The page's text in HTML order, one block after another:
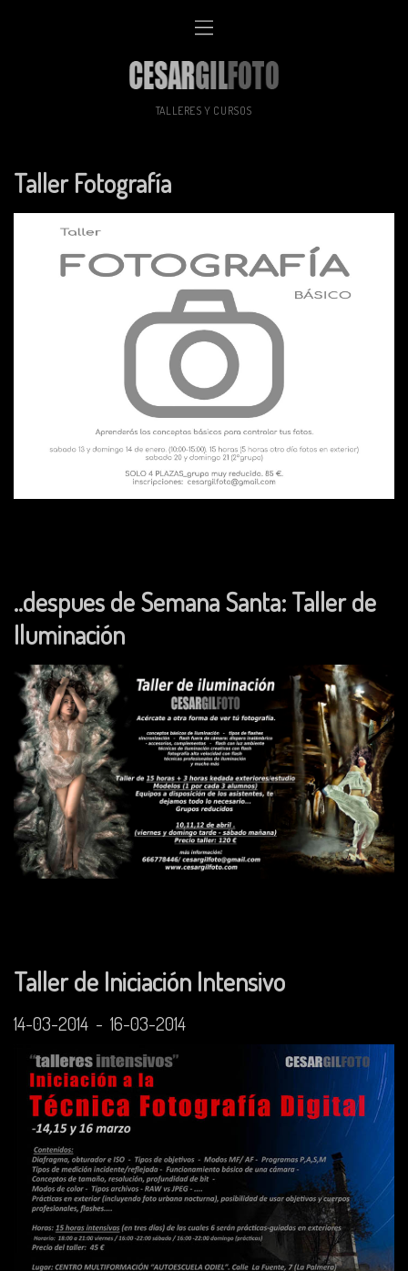
TALLERES Y CURSOS
Taller Fotografía
..despues de Semana Santa: Taller de
Iluminación
Taller de Iniciación Intensivo
14-03-2014 - 16-03-2014